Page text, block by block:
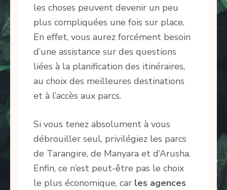
les choses peuvent devenir un peu
plus compliquées une fois sur place.
En effet, vous aurez forcément besoin
d’une assistance sur des questions
liées à la planification des itinéraires,
au choix des meilleures destinations
et à l’accès aux parcs.
Si vous tenez absolument à vous
débrouiller seul, privilégiez les parcs
de Tarangire, de Manyara et d’Arusha.
Enfin, ce n’est peut-être pas le choix
le plus économique, car les agences